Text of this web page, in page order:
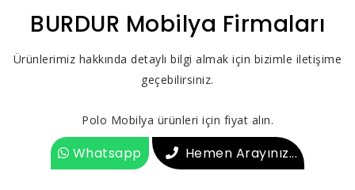
BURDUR Mobilya Firmaları
Ürünlerimiz hakkında detaylı bilgi almak için bizimle iletişime
geçebilirsiniz.
Polo Mobilya ürünleri için fiyat alın.
Whatsapp Hemen Arayınız...